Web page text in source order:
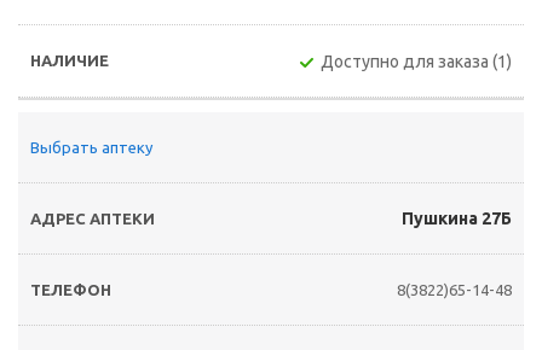
Доступно для заказа (1)
Выбрать аптеку
Пушкина 27Б
8(3822)65-14-48